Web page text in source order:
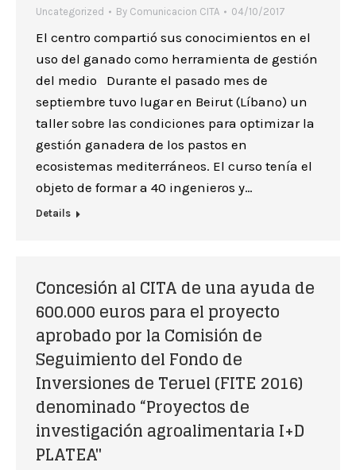
Uncategorized By Comunicacion CITA 04/10/2017
El centro compartió sus conocimientos en el
uso del ganado como herramienta de gestión
del medio Durante el pasado mes de
septiembre tuvo lugar en Beirut (Líbano) un
taller sobre las condiciones para optimizar la
gestión ganadera de los pastos en
ecosistemas mediterráneos. El curso tenía el
objeto de formar a 40 ingenieros y…
Details
Concesión al CITA de una ayuda de
600.000 euros para el proyecto
aprobado por la Comisión de
Seguimiento del Fondo de
Inversiones de Teruel (FITE 2016)
denominado “Proyectos de
investigación agroalimentaria I+D
PLATEA"